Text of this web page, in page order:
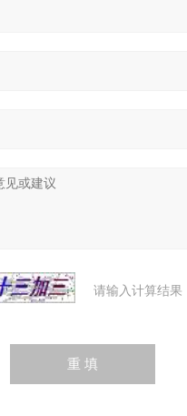
请输入计算结果